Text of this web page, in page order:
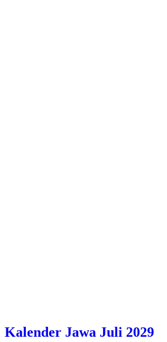
Kalender Jawa Juli 2029